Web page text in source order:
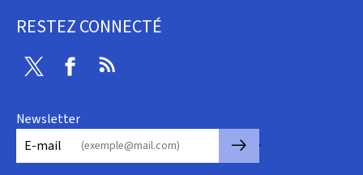
RESTEZ CONNECTÉ
Twitter Facebook
Newsletter
E-mail
🡒